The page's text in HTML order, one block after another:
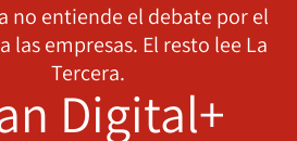
no entiende el debate por el
las empresas. El resto lee La
Tercera.
Digital+